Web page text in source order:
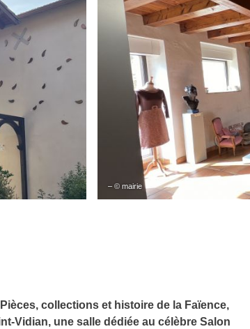
– © mairie
collections et histoire de la Faïence,
Vidian, une salle dédiée au célèbre Salon